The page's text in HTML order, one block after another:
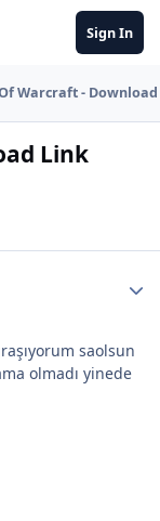
Sign In
Warcraft -
Link
saolsun
olmadı yinede